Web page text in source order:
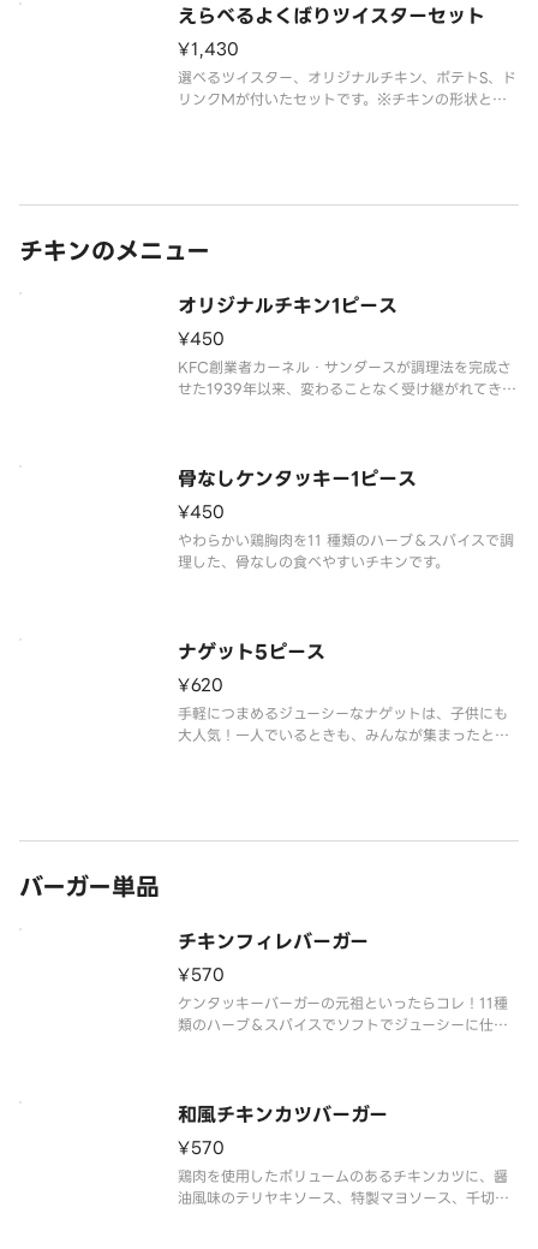
ます。
えらべるよくばりツイスターセット
¥1,430
選べるツイスター、オリジナルチキン、ポテトS、ド
リンクMが付いたセットです。※チキンの形状と組
チキンのメニュー
オリジナルチキン1ピース
¥450
KFC創業者カーネル・サンダースが調理法を完成さ
せた1939年以来、変わることなく受け継がれてきた
の特性上、チキンの部位指
骨なしケンタッキー1ピース
¥450
やわらかい鶏胸肉を11 種類のハーブ＆スパイスで調
理した、骨なしの食べやすいチキンです。
ナゲット5ピース
¥620
手軽につまめるジューシーなナゲットは、子供にも
大人気！一人でいるときも、みんなが集まったとき
バーガー単品
チキンフィレバーガー
¥570
ケンタッキーバーガーの元祖といったらコレ！11種
類のハーブ＆スパイスでソフトでジューシーに仕上
和風チキンカツバーガー
¥570
鶏肉を使用したボリュームのあるチキンカツに、醤
油風味のテリヤキソース、特製マヨソース、千切り